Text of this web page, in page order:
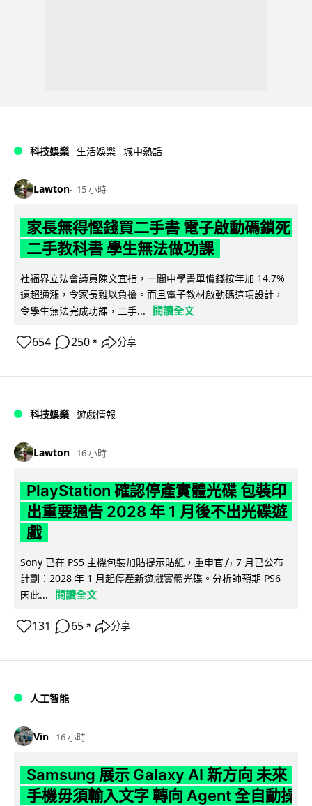
科技娛樂 生活娛樂 城中熱話
Lawton 15 小時
家長無得慳錢買二手書 電子啟動碼鎖死
二手教科書 學生無法做功課
社福界立法會議員陳文宜指，一間中學書單價錢按年加 14.7%
遠超通漲，令家長難以負擔。而且電子教材啟動碼這項設計，
令學生無法完成功課，二手...
閱讀全文
654 250 ↗ 分享
科技娛樂 遊戲情報
Lawton 16 小時
PlayStation 確認停產實體光碟 包裝印
出重要通告 2028 年 1 月後不出光碟遊
戲
Sony 已在 PS5 主機包裝加貼提示貼紙，重申官方 7 月已公布
計劃：2028 年 1 月起停產新遊戲實體光碟。分析師預期 PS6
因此...
閱讀全文
131 65 ↗ 分享
人工智能
Vin 16 小時
Samsung 展示 Galaxy AI 新方向 未來
手機毋須輸入文字 轉向 Agent 全自動操